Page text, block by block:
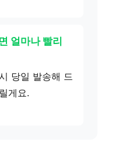
얼마나 빨리
당일 발송해 드
게요.